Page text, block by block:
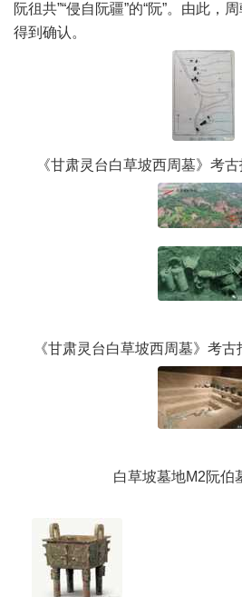
阮徂共”“侵自阮疆”的“阮”。由此，
得到确认。
《甘肃灵台白草坡西周墓》考
《甘肃灵台白草坡西周墓》考古
白草坡墓地M2阮伯